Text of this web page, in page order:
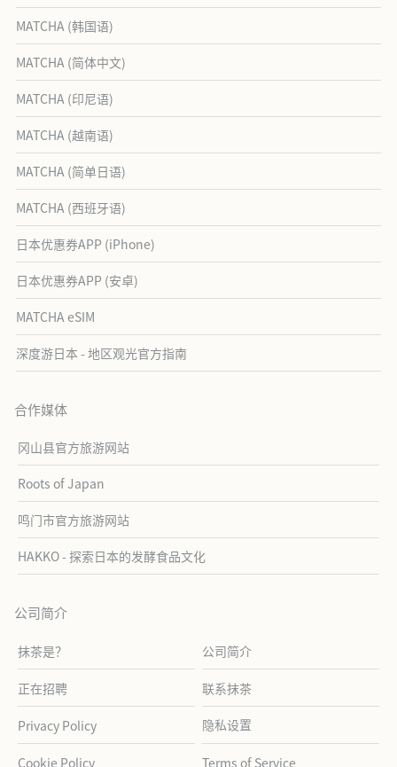
MATCHA (韩国语)
MATCHA (简体中文)
MATCHA (印尼语)
MATCHA (越南语)
MATCHA (简单日语)
MATCHA (西班牙语)
日本优惠券APP (iPhone)
日本优惠券APP (安卓)
MATCHA eSIM
深度游日本 - 地区观光官方指南
合作媒体
冈山县官方旅游网站
Roots of Japan
鸣门市官方旅游网站
HAKKO - 探索日本的发酵食品文化
公司简介
抹茶是？ 公司简介
正在招聘 联系抹茶
Privacy Policy 隐私设置
Cookie Policy Terms of Service